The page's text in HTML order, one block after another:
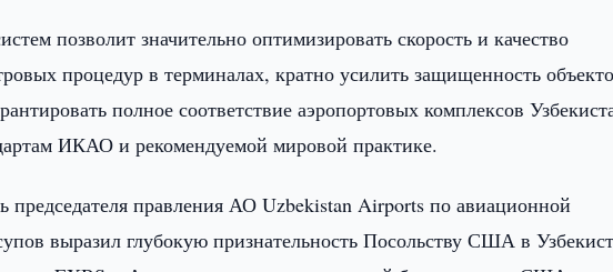
позволит значительно оптимизировать скорость и качество
процедур в терминалах, кратно усилить защищенность
полное соответствие аэропортовых комплексов
ИКАО и рекомендуемой мировой практике.
председателя правления АО Uzbekistan Airports по авиационной
выразил глубокую признательность Посольству США в